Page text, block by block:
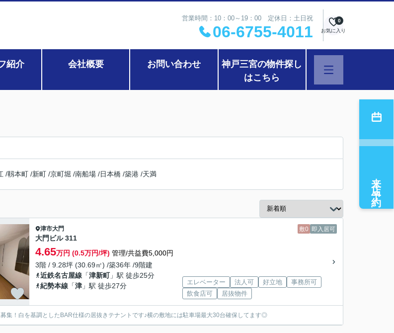
営業時間：10：00～19：00 定休日：土日祝
06-6755-4011 お気に入り
0
紹介 会社概要 お問い合わせ
神戸三宮の物件探し
はこちら
/靱本町 /新町 /京町堀 /南船場 /日本橋 /築港 /天満
敷0 即入居可
津市大門
大門ビル 311
4.65万円 (0.5万円/坪) 管理/共益費5,000円
3階 / 9.28坪 (30.69㎡) /築36年 /9階建
近鉄名古屋線 「津新町」駅 徒歩25分
紀勢本線 「津 」駅 徒歩27分 エレベーター 法人可 好立地
事務所可
飲食店可
居抜物件
集！白を基調としたBAR仕様の居抜きテナントです♪横の敷地には駐車場最大30台確保してます◎
来店予約